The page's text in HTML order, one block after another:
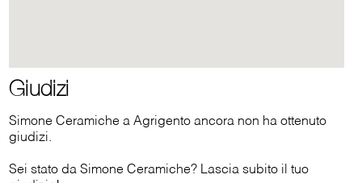
Giudizi
Simone Ceramiche a Agrigento ancora non ha ottenuto
giudizi.
Sei stato da Simone Ceramiche? Lascia subito il tuo